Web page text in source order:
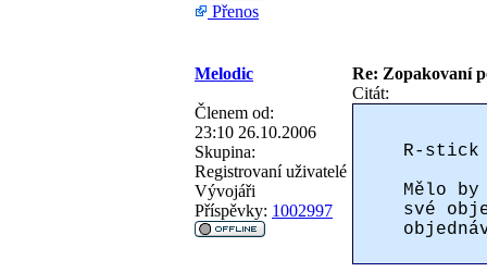
Přenos
Melodic Re: Zopakovaní
Členem od:
23:10 26.10.2006
Skupina:
Registrovaní uživatelé
Vývojáři
Příspěvky: 1002997
Citát:
R-stick
Mělo
své